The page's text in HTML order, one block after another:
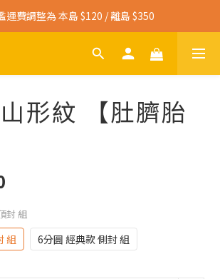
檻調整為 本島 $3,000 / 離島 $4,500
運費調整為 本島 $120 / 離島 $350
檻調整為 本島 $3,000 / 離島 $4,500
形紋 【肚臍胎
封 組
組 6分圓 經典款 側封 組